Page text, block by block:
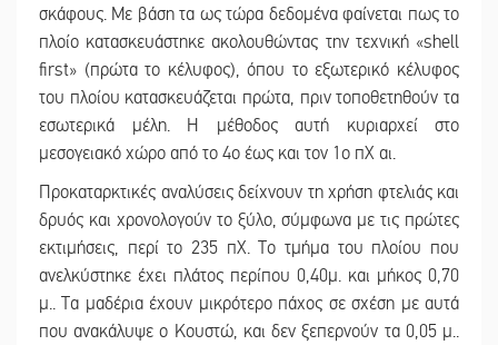
σκάφους. Με βάση τα ως τώρα δεδομένα φαίνεται πως το
πλοίο κατασκευάστηκε ακολουθώντας την τεχνική «shell
first» (πρώτα το κέλυφος), όπου το εξωτερικό κέλυφος
του πλοίου κατασκευάζεται πρώτα, πριν τοποθετηθούν τα
εσωτερικά μέλη. Η μέθοδος αυτή κυριαρχεί στο
μεσογειακό χώρο από το 4ο έως και τον 1ο πΧ αι.
Προκαταρκτικές αναλύσεις δείχνουν τη χρήση φτελιάς και
δρυός και χρονολογούν το ξύλο, σύμφωνα με τις πρώτες
εκτιμήσεις, περί το 235 πΧ. Το τμήμα του πλοίου που
ανελκύστηκε έχει πλάτος περίπου 0,40μ. και μήκος 0,70
μ.. Τα μαδέρια έχουν μικρότερο πάχος σε σχέση με αυτά
που ανακάλυψε ο Κουστώ, και δεν ξεπερνούν τα 0,05 μ..